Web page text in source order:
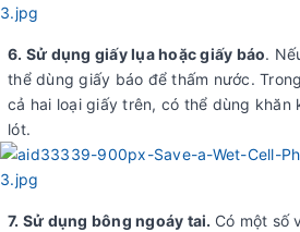
6. Sử dụng giấy lụa hoặc giấy báo.
thể dùng giấy báo để thấm nước.
cả hai loại giấy trên, có thể dùng khăn
lót.
7. Sử dụng bông ngoáy tai. Có một số